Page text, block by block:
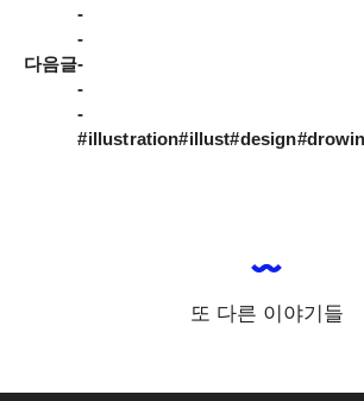
다음글
-
-
-
-
-
또 다른 이야기들